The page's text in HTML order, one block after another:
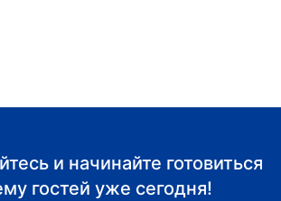
гостей
и начинайте готовиться
гостей уже сегодня!